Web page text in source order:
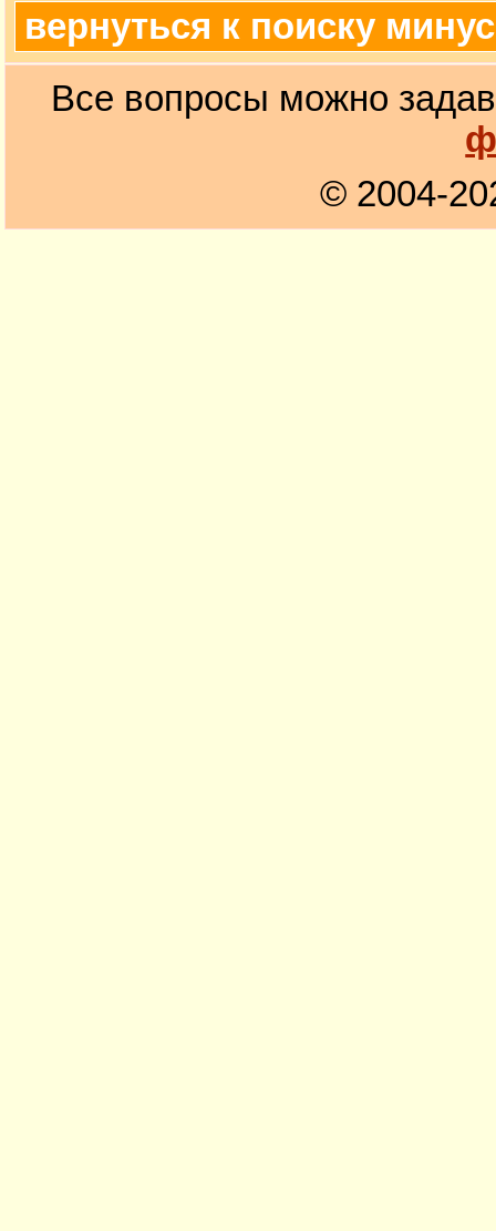
вернуться к поиску
Все вопросы можно
© 2004-